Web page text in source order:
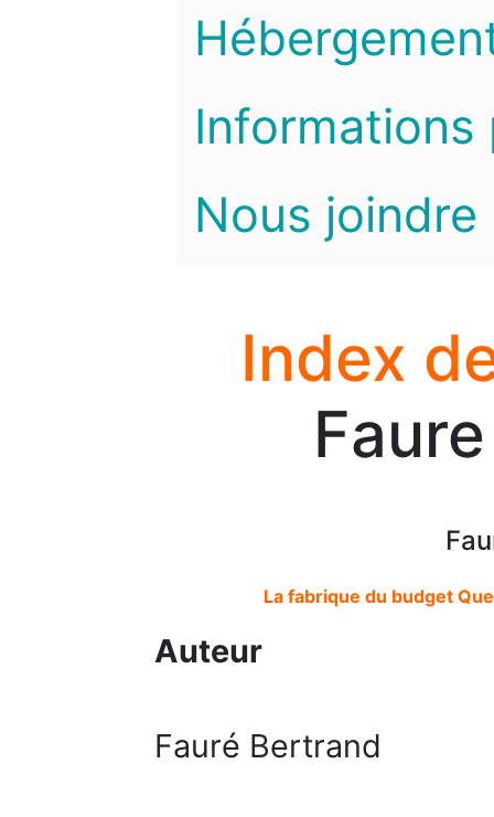
Informations
Nous joindre
Index
La fabrique du budget
Auteur
Fauré Bertrand